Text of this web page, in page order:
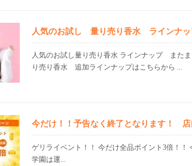
人気のお試し 量り売り香水 ラインナッ
人気のお試し量り売り香水 ラインナップ また
り売り香水 追加ラインナップはこちらから ...
今だけ！！予告なく終了となります！ 店
ゲリライベント！！ 今だけ全品ポイント3倍！！
学園は運...